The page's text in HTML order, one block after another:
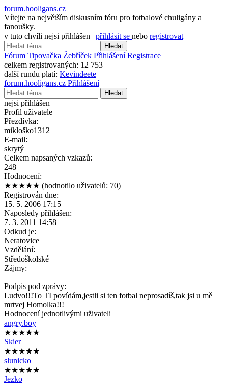
forum.hooligans.cz
Vítejte na největším diskusním fóru pro fotbalové chuligány a
fanoušky.
v tuto chvíli nejsi přihlášen | přihlásit se nebo registrovat
Hledat
Fórum Tipovačka Žebříček PřihlášeníRegistrace
celkem registrovaných: 12 753
další rundu platí: Kevindeete
forum.hooligans.cz Přihlášení
Hledat
nejsi přihlášen
Profil uživatele
Přezdívka:
mikloško1312
E-mail:
skrytý
Celkem napsaných vzkazů:
248
Hodnocení:
★★★★★ (hodnotilo uživatelů: 70)
Registrován dne:
15. 5. 2006 17:15
Naposledy přihlášen:
7. 3. 2011 14:58
Odkud je:
Neratovice
Vzdělání:
Středoškolské
Zájmy:
—
Podpis pod zprávy:
Ludvo!!!To TI povídám,jestli si ten fotbal neprosadíš,tak jsi u mě
mrtvej Homolka!!!
Hodnocení jednotlivými uživateli
angry.boy
★★★★★
Skier
★★★★★
slunicko
★★★★★
Jezko